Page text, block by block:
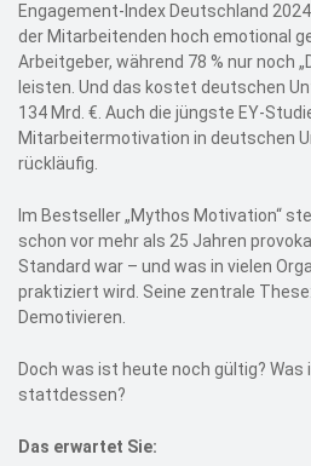
Engagement‑Index Deutschland
der Mitarbeitenden hoch emotional
Arbeitgeber, während 78 % nur noch
leisten. Und das kostet deutschen
134 Mrd. €. Auch die jüngste EY-
Mitarbeitermotivation in deutschen
rückläufig.
Im Bestseller „Mythos Motivation“
schon vor mehr als 25 Jahren
Standard war – und was in vielen
praktiziert wird. Seine zentrale
Demotivieren.
Doch was ist heute noch gültig?
stattdessen?
Das erwartet Sie: